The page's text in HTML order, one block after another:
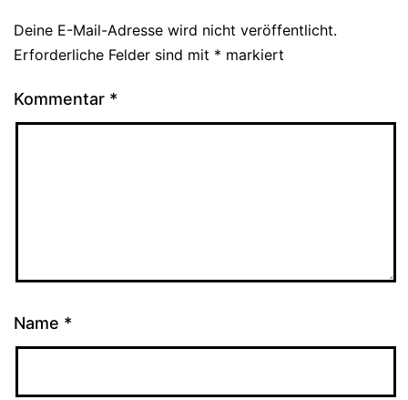
Deine E-Mail-Adresse wird nicht veröffentlicht.
Erforderliche Felder sind mit * markiert
Kommentar *
Name *